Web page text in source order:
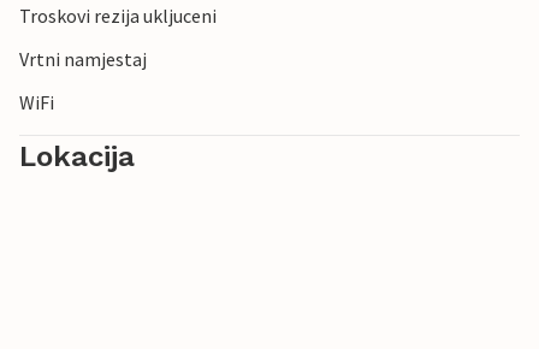
Troskovi rezija ukljuceni
Vrtni namjestaj
WiFi
Lokacija